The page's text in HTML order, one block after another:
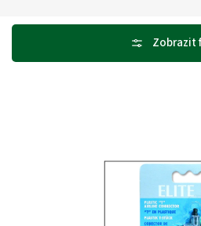
Abecedně